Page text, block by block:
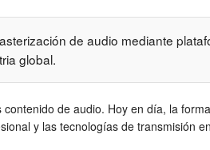
de audio mediante
global.
de audio. Hoy en día, la
y las tecnologías de transmisión